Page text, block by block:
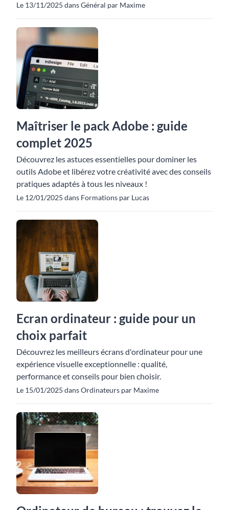
Le 13/11/2025 dans Général par Maxime
Maîtriser le pack Adobe : guide
complet 2025
Découvrez les astuces essentielles pour dominer les
outils Adobe et libérez votre créativité avec des conseils
pratiques adaptés à tous les niveaux !
Le 12/01/2025 dans Formations par Lucas
Ecran ordinateur : guide pour un
choix parfait
Découvrez les meilleurs écrans d'ordinateur pour une
expérience visuelle exceptionnelle : qualité,
performance et conseils pour bien choisir.
Le 15/01/2025 dans Ordinateurs par Maxime